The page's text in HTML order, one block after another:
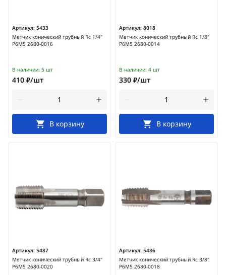
Артикул: 5433
Метчик конический трубный Rc 1/4"
Р6М5 2680-0016
В наличии: 5 шт
410 ₽/шт
В корзину
Артикул: 8018
Метчик конический трубный Rc 1/8"
Р6М5 2680-0014
В наличии: 4 шт
330 ₽/шт
В корзину
Артикул: 5487
Метчик конический трубный Rc 3/4"
Р6М5 2680-0020
Артикул: 5486
Метчик конический трубный Rc 3/8"
Р6М5 2680-0018